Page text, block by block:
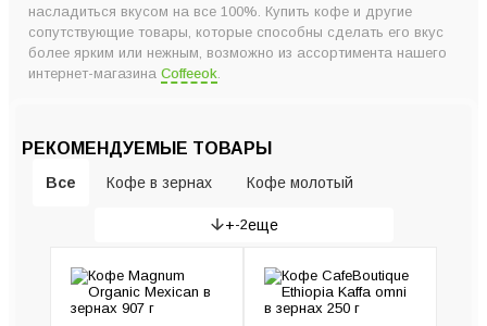
насладиться вкусом на все 100%. Купить кофе и другие
сопутствующие товары, которые способны сделать его вкус
более ярким или нежным, возможно из ассортимента нашего
интернет-магазина Сoffeeok
РЕКОМЕНДУЕМЫЕ ТОВАРЫ
Все Кофе в зернах Кофе молотый
+-2еще